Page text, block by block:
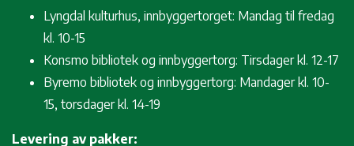
Lyngdal kulturhus, innbyggertorget: Mandag til fredag
kl. 10-15
Konsmo bibliotek og innbyggertorg: Tirsdager kl. 12-17
Byremo bibliotek og innbyggertorg: Mandager kl. 10-
15, torsdager kl. 14-19
Levering av pakker: